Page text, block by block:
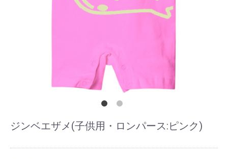
ジンベエザメ(子供用・ロンパース:ピンク)